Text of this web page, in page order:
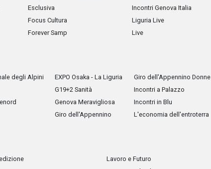
Esclusiva
Focus Cultura
Forever Samp
Incontri Genova Italia
Liguria Live
Live
degli Alpini
EXPO Osaka - La Liguria
G19+2 Sanità
Genova Meravigliosa
Giro dell'Appennino
Giro dell'Appennino Donne
Incontri a Palazzo
Incontri in Blu
L'economia dell'entroterra
Lavoro e Futuro